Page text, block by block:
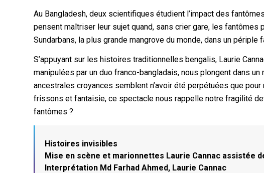
Au Bangladesh, deux scientifiques étudient l’impact des
pensent maîtriser leur sujet quand, sans crier gare, les fantômes
Sundarbans, la plus grande mangrove du monde, dans un périple
S’appuyant sur les histoires traditionnelles bengalis, Laurie
manipulées par un duo franco-bangladais, nous plongent dans
ancestrales croyances semblent n’avoir été perpétuées que
frissons et fantaisie, ce spectacle nous rappelle notre fragilité
fantômes ?
Histoires invisibles
Mise en scène et marionnettes Laurie Cannac assistée
Interprétation Md Farhad Ahmed, Laurie Cannac